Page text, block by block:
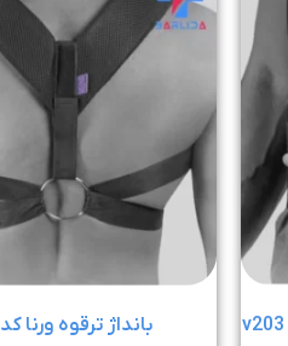
بانداژ ترقوه ورنا کد v302